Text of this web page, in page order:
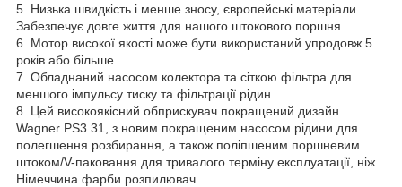
5. Низька швидкість і менше зносу, європейські матеріали.
Забезпечує довге життя для нашого штокового поршня.
6. Мотор високої якості може бути використаний упродовж 5
років або більше
7. Обладнаний насосом колектора та сіткою фільтра для
меншого імпульсу тиску та фільтрації рідин.
8. Цей високоякісний обприскувач покращений дизайн
Wagner PS3.31, з новим покращеним насосом рідини для
полегшення розбирання, а також поліпшеним поршневим
штоком/V-паковання для тривалого терміну експлуатації, ніж
Німеччина фарби розпилювач.